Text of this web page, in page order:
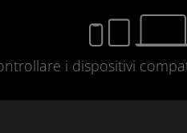
i dispositivi